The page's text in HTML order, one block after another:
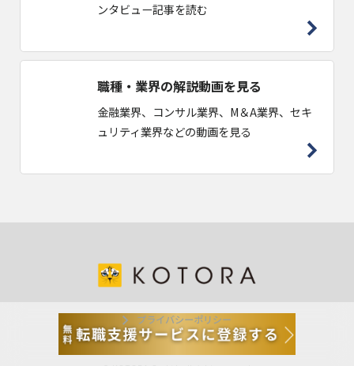
ンタビュー記事を読む
職種・業界の解説動画を見る
金融業界、コンサル業界、M＆A業界、セキ
ュリティ業界などの動画を見る
プライバシーポリシー